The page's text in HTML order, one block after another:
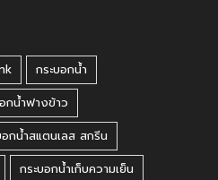
กระบอกน้ำ
กน้ำฟางข้าว
อกน้ำสแตนเลส สกรีน
กระบอกน้ำเก็บความเย็น